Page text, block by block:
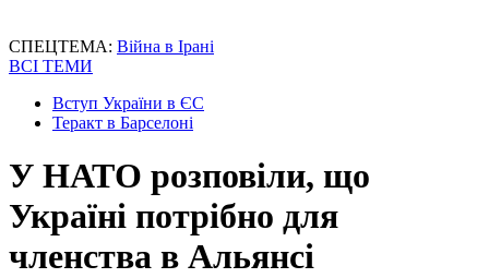
СПЕЦТЕМА: Війна в Ірані
ВСІ ТЕМИ
Вступ України в ЄС
Теракт в Барселоні
У НАТО розповіли, що
Україні потрібно для
членства в Альянсі